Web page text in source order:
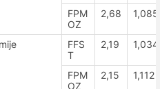
FPM
OZ
2,68 1,085
FFS
T
2,19 1,034
FPM
OZ
2,15 1,112